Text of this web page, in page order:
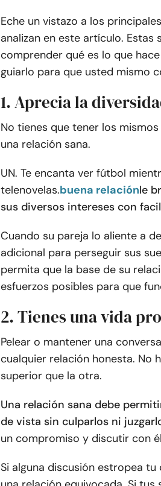
Eche un vistazo a los
analizan en este artículo. Estas
comprender qué es lo que
guiarlo para que usted mismo
1. Aprecia la
No tienes que tener los
una relación sana.
UN. Te encanta ver fútbol
telenovelas.buena relaciónle
sus diversos intereses con
Cuando su pareja lo aliente a
adicional para perseguir sus
permita que la base de su
esfuerzos posibles para que
2. Tienes una vida
Pelear o mantener una
cualquier relación honesta. No
superior que la otra.
Una relación sana debe
de vista sin culparlos ni
un compromiso y discutir con
Si alguna discusión estropea